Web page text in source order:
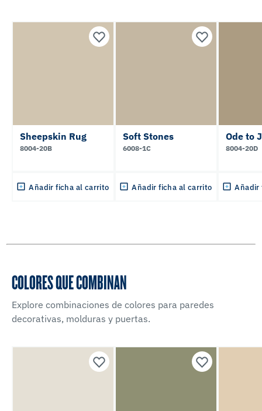
Sheepskin Rug
8004-20B
Añadir ficha al carrito
Soft Stones
6008-1C
Añadir ficha al carrito
Ode to
8004-20D
Añadir
COLORES QUE COMBINAN
Explore combinaciones de colores para paredes
decorativas, molduras y puertas.